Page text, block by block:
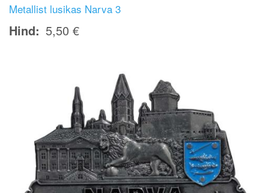
Metallist lusikas Narva 3
Hind 5,50 €